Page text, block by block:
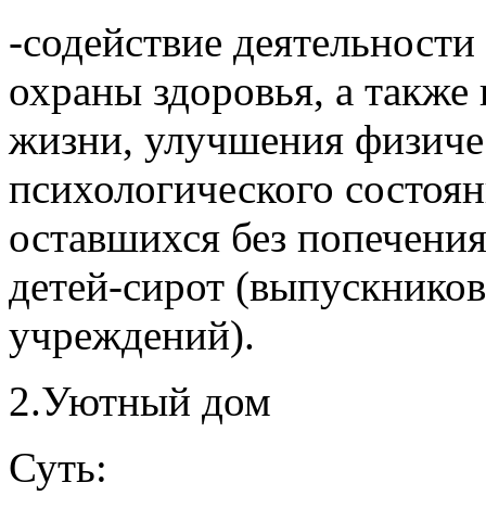
-содействие
охраны здоровья, а
жизни, улучшения
психологического
оставшихся без
детей-сирот
учреждений).
2.Уютный дом
Суть: